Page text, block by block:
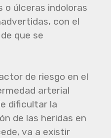
o úlceras indoloras
con el
que se
de riesgo en el
arterial
dificultar la
de las heridas en
va a existir